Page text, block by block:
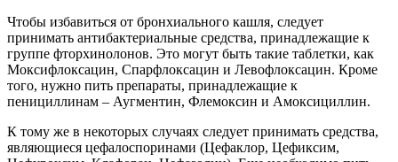
Чтобы избавиться от бронхиального кашля, следует
принимать антибактериальные средства, принадлежащие к
группе фторхинолонов. Это могут быть такие таблетки, как
Моксифлоксацин, Спарфлоксацин и Левофлоксацин. Кроме
того, нужно пить препараты, принадлежащие к
пенициллинам – Аугментин, Флемоксин и Амоксициллин.
К тому же в некоторых случаях следует принимать средства,
являющиеся цефалоспоринами (Цефаклор, Цефиксим,